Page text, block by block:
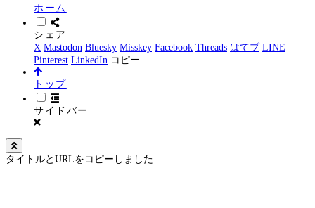
ホーム
シェア
X Mastodon Bluesky Misskey Facebook Threads はてブ LINE
Pinterest LinkedIn コピー
トップ
サイドバー
タイトルとURLをコピーしました